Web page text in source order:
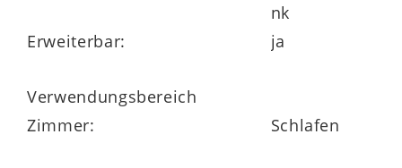
nk
Erweiterbar:
ja
Verwendungsbereich
Zimmer:
Schlafen